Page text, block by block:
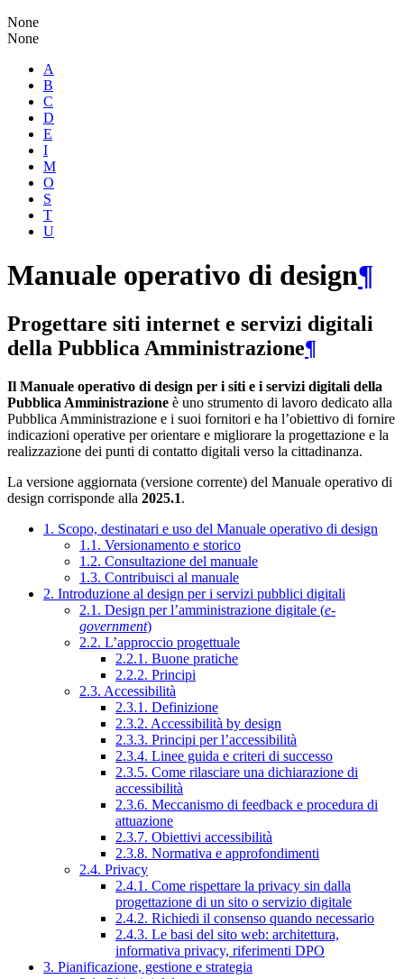
None
None
A
B
C
D
E
I
M
O
S
T
U
Manuale operativo di design¶
Progettare siti internet e servizi digitali
della Pubblica Amministrazione¶
Il Manuale operativo di design per i siti e i servizi digitali della
Pubblica Amministrazione è uno strumento di lavoro dedicato alla
Pubblica Amministrazione e i suoi fornitori e ha l’obiettivo di fornire
indicazioni operative per orientare e migliorare la progettazione e la
realizzazione dei punti di contatto digitali verso la cittadinanza.
La versione aggiornata (versione corrente) del Manuale operativo di
design corrisponde alla 2025.1.
1. Scopo, destinatari e uso del Manuale operativo di design
1.1. Versionamento e storico
1.2. Consultazione del manuale
1.3. Contribuisci al manuale
2. Introduzione al design per i servizi pubblici digitali
2.1. Design per l’amministrazione digitale (e-
government)
2.2. L’approccio progettuale
2.2.1. Buone pratiche
2.2.2. Principi
2.3. Accessibilità
2.3.1. Definizione
2.3.2. Accessibilità by design
2.3.3. Principi per l’accessibilità
2.3.4. Linee guida e criteri di successo
2.3.5. Come rilasciare una dichiarazione di
accessibilità
2.3.6. Meccanismo di feedback e procedura di
attuazione
2.3.7. Obiettivi accessibilità
2.3.8. Normativa e approfondimenti
2.4. Privacy
2.4.1. Come rispettare la privacy sin dalla
progettazione di un sito o servizio digitale
2.4.2. Richiedi il consenso quando necessario
2.4.3. Le basi del sito web: architettura,
informativa privacy, riferimenti DPO
3. Pianificazione, gestione e strategia